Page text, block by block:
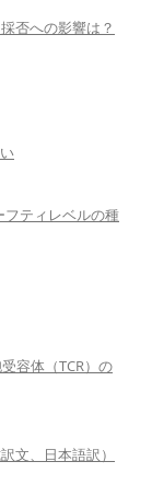
否への影響は？
フティレベルの種
容体（TCR）の
文、日本語訳）